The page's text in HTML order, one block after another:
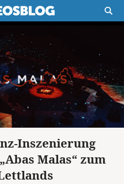
Inspiration
uns
Werbung
Inszenierung
Malas“ zum